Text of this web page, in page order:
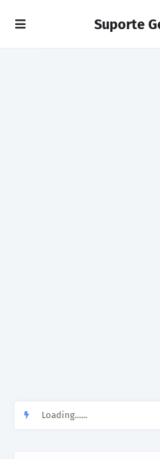
Suporte
Loading......